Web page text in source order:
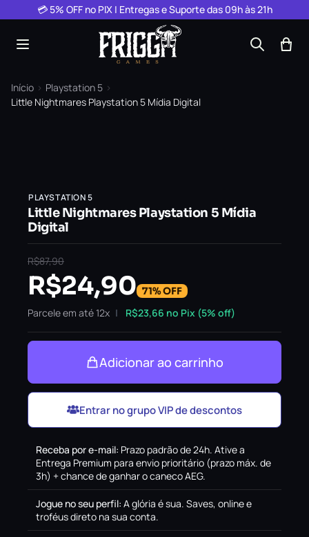
Pular para o conteúdo
💳 5% OFF no PIX | Entregas e Suporte das 09h às 21h
Início › Playstation 5 ›
Little Nightmares Playstation 5 Mídia Digital
PLAYSTATION 5
Little Nightmares Playstation 5 Mídia
Digital
R$87,90
R$24,90 71% OFF
Parcele em até 12x R$23,66 no Pix (5% off)
Adicionar ao carrinho
Entrar no grupo VIP de descontos
Receba por e-mail: Prazo padrão de 24h. Ative a
Entrega Premium para envio prioritário (prazo máx. de
3h) + chance de ganhar o caneco AEG.
Jogue no seu perfil: A glória é sua. Saves, online e
troféus direto na sua conta.